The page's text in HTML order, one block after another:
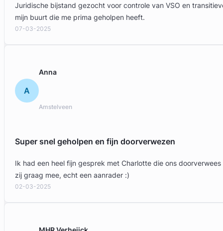
Juridische bijstand gezocht voor controle van VSO en
mijn buurt die me prima geholpen heeft.
07-03-2025
A
Anna
Amstelveen
Super snel geholpen en fijn doorverwezen
Ik had een heel fijn gesprek met Charlotte die ons
zij graag mee, echt een aanrader :)
02-03-2025